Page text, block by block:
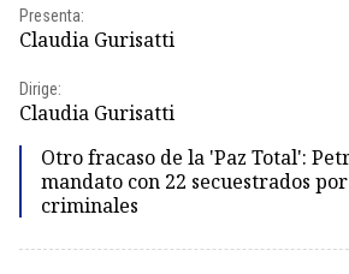
Presenta:
Claudia Gurisatti
Dirige:
Claudia Gurisatti
Otro fracaso de la 'Paz Total':
mandato con 22 secuestrados
criminales